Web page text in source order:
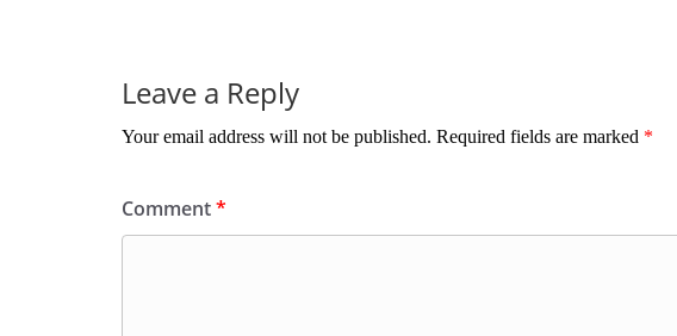
Leave a Reply
Your email address will not be published. Required fields are marked *
Comment*